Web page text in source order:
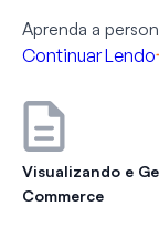
Aprenda a
Continuar Lendo
Visualizando e
Commerce